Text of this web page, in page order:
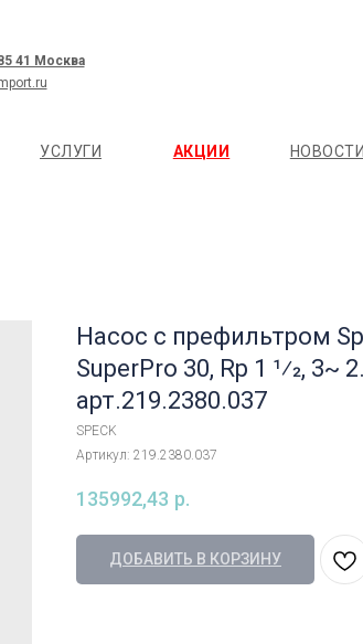
АКЦИИ НОВОСТИ
УСЛУГИ
41 Москва
Насос с префильтром
SuperPro 30, Rp 1 1⁄2, 3~
арт.219.2380.037
SPECK
Артикул: 219.2380.037
135992,43 р.
ДОБАВИТЬ В КОРЗИНУ